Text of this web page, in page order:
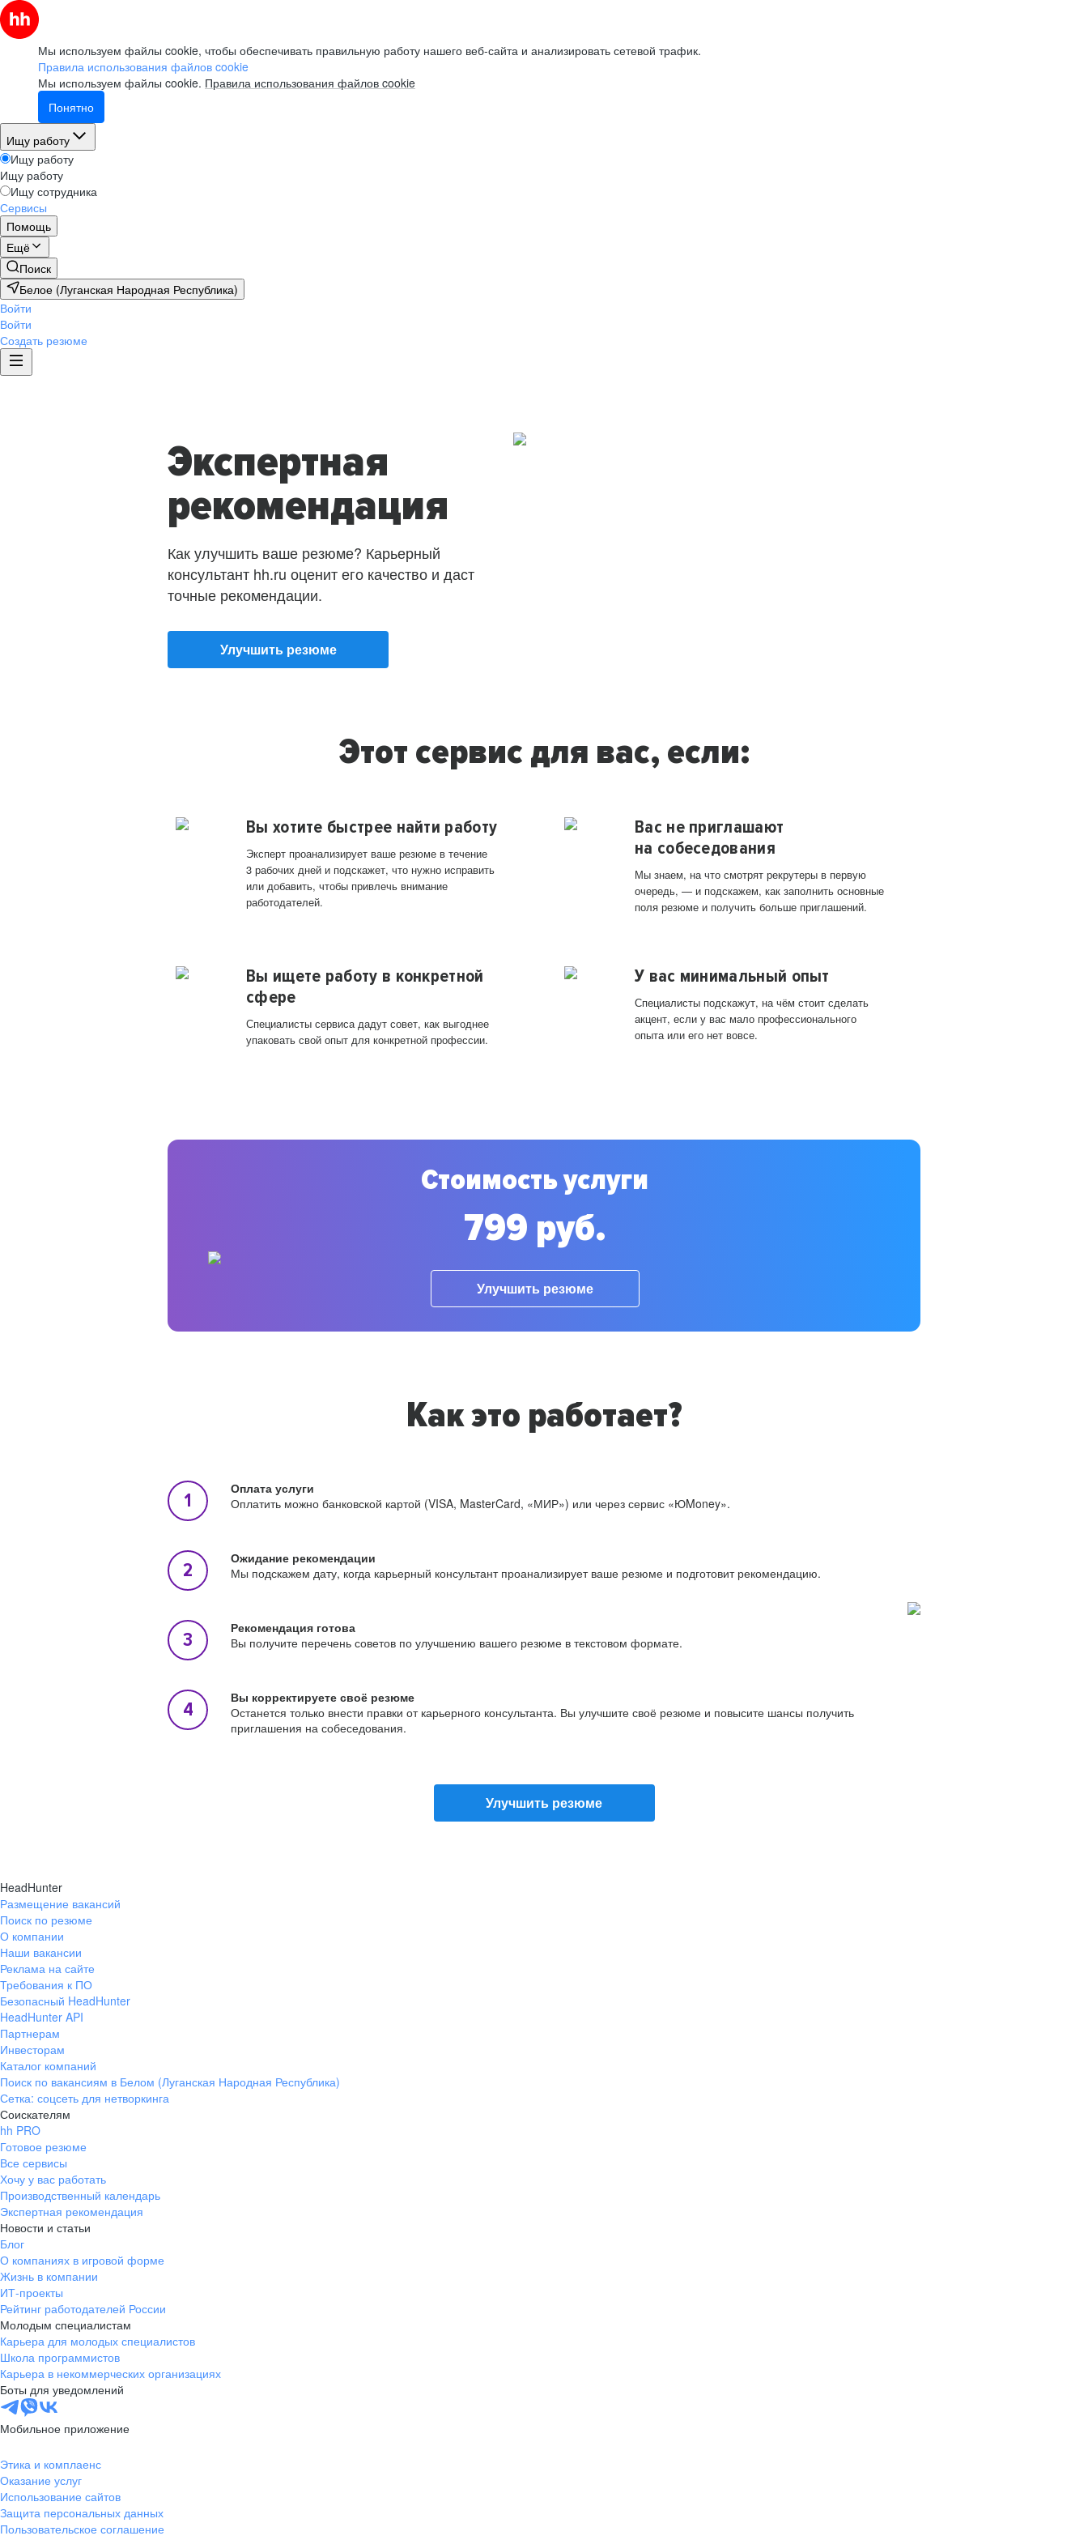
Мы используем файлы cookie, чтобы обеспечивать правильную работу нашего веб-сайта и анализировать сетевой трафик.
Правила использования файлов cookie
Мы используем файлы cookie. Правила использования файлов cookie
Понятно
Ищу работу
Ищу работу
Ищу работу
Ищу сотрудника
Сервисы
Помощь
Ещё
Поиск
Белое (Луганская Народная Республика)
Войти
Войти
Создать резюме
Экспертная
рекомендация
Как улучшить ваше резюме? Карьерный
консультант hh.ru оценит его качество и даст
точные рекомендации.
Улучшить резюме
Этот сервис для вас, если:
Вы хотите быстрее найти работу
Эксперт проанализирует ваше резюме в течение
3 рабочих дней и подскажет, что нужно исправить
или добавить, чтобы привлечь внимание
работодателей.
Вас не приглашают
на собеседования
Мы знаем, на что смотрят рекрутеры в первую
очередь, — и подскажем, как заполнить основные
поля резюме и получить больше приглашений.
Вы ищете работу в конкретной
сфере
Специалисты сервиса дадут совет, как выгоднее
упаковать свой опыт для конкретной профессии.
У вас минимальный опыт
Специалисты подскажут, на чём стоит сделать
акцент, если у вас мало профессионального
опыта или его нет вовсе.
Стоимость услуги
799 руб.
Улучшить резюме
Как это работает?
Оплата услуги
Оплатить можно банковской картой (VISA, MasterCard, «МИР») или через сервис «ЮMoney».
Ожидание рекомендации
Мы подскажем дату, когда карьерный консультант проанализирует ваше резюме и подготовит рекомендацию.
Рекомендация готова
Вы получите перечень советов по улучшению вашего резюме в текстовом формате.
Вы корректируете своё резюме
Останется только внести правки от карьерного консультанта. Вы улучшите своё резюме и повысите шансы получить
приглашения на собеседования.
Улучшить резюме
HeadHunter
Размещение вакансий
Поиск по резюме
О компании
Наши вакансии
Реклама на сайте
Требования к ПО
Безопасный HeadHunter
HeadHunter API
Партнерам
Инвесторам
Каталог компаний
Поиск по вакансиям в Белом (Луганская Народная Республика)
Сетка: соцсеть для нетворкинга
Соискателям
hh PRO
Готовое резюме
Все сервисы
Хочу у вас работать
Производственный календарь
Экспертная рекомендация
Новости и статьи
Блог
О компаниях в игровой форме
Жизнь в компании
ИТ-проекты
Рейтинг работодателей России
Молодым специалистам
Карьера для молодых специалистов
Школа программистов
Карьера в некоммерческих организациях
Боты для уведомлений
Мобильное приложение
Этика и комплаенс
Оказание услуг
Использование сайтов
Защита персональных данных
Пользовательское соглашение